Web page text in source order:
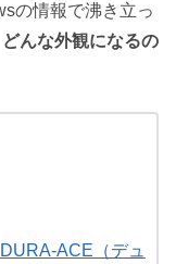
の情報で沸き立っ
んな外観になるの
ACE（デュ